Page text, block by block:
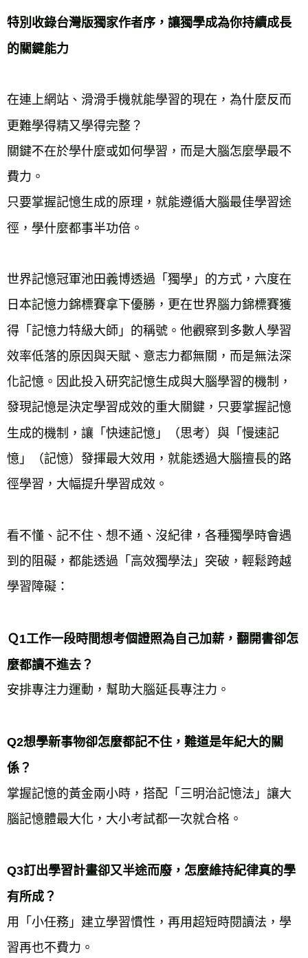
特別收錄台灣版獨家作者序，讓獨學成為你持續成長
的關鍵能力
在連上網站、滑滑手機就能學習的現在，為什麼反而
更難學得精又學得完整？
關鍵不在於學什麼或如何學習，而是大腦怎麼學最不
費力。
只要掌握記憶生成的原理，就能遵循大腦最佳學習途
徑，學什麼都事半功倍。
世界記憶冠軍池田義博透過「獨學」的方式，六度在
日本記憶力錦標賽拿下優勝，更在世界腦力錦標賽獲
得「記憶力特級大師」的稱號。他觀察到多數人學習
效率低落的原因與天賦、意志力都無關，而是無法深
化記憶。因此投入研究記憶生成與大腦學習的機制，
發現記憶是決定學習成效的重大關鍵，只要掌握記憶
生成的機制，讓「快速記憶」（思考）與「慢速記
憶」（記憶）發揮最大效用，就能透過大腦擅長的路
徑學習，大幅提升學習成效。
看不懂、記不住、想不通、沒紀律，各種獨學時會遇
到的阻礙，都能透過「高效獨學法」突破，輕鬆跨越
學習障礙：
Ｑ1工作一段時間想考個證照為自己加薪，翻開書卻怎
麼都讀不進去？
Q2想學新事物卻怎麼都記不住，難道是年紀大的關
係？
掌握記憶的黃金兩小時，搭配「三明治記憶法」讓大
Q3訂出學習計畫卻又半途而廢，怎麼維持紀律真的學
有所成？
用「小任務」建立學習慣性，再用超短時閱讀法，學